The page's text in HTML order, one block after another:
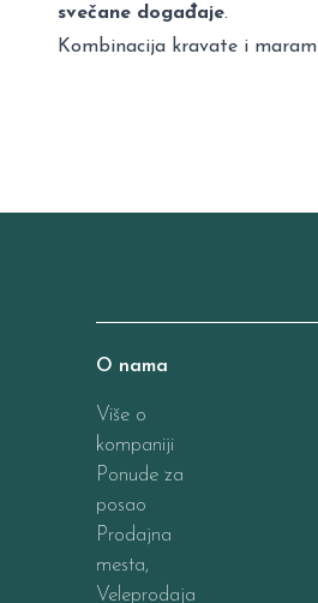
svečane događaje.
Kombinacija kravate i
O nama
Više o
kompaniji
Ponude za
posao
Prodajna
mesta,
Veleprodaja